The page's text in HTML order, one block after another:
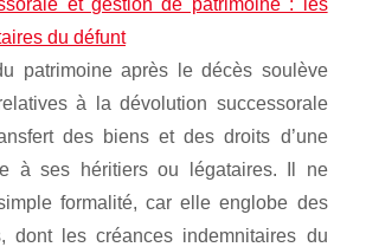
et gestion de patrimoine : les
du défunt
patrimoine après le décès soulève
à la dévolution successorale
des biens et des droits d’une
à ses héritiers ou légataires. Il ne
formalité, car elle englobe des
dont les créances indemnitaires du